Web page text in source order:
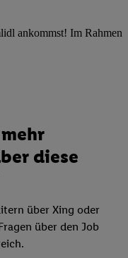
ankommst! Im Rahmen
diese
über Xing oder
über den Job